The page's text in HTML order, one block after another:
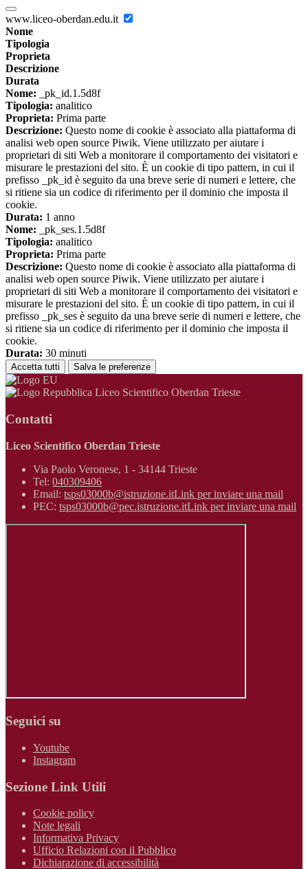
www.liceo-oberdan.edu.it
Nome
Tipologia
Proprieta
Descrizione
Durata
Nome: _pk_id.1.5d8f
Tipologia: analitico
Proprieta: Prima parte
Descrizione: Questo nome di cookie è associato alla piattaforma di
analisi web open source Piwik. Viene utilizzato per aiutare i
proprietari di siti Web a monitorare il comportamento dei visitatori e
misurare le prestazioni del sito. È un cookie di tipo pattern, in cui il
prefisso _pk_id è seguito da una breve serie di numeri e lettere, che
si ritiene sia un codice di riferimento per il dominio che imposta il
cookie.
Durata: 1 anno
Nome: _pk_ses.1.5d8f
Tipologia: analitico
Proprieta: Prima parte
Descrizione: Questo nome di cookie è associato alla piattaforma di
analisi web open source Piwik. Viene utilizzato per aiutare i
proprietari di siti Web a monitorare il comportamento dei visitatori e
misurare le prestazioni del sito. È un cookie di tipo pattern, in cui il
prefisso _pk_ses è seguito da una breve serie di numeri e lettere, che
si ritiene sia un codice di riferimento per il dominio che imposta il
cookie.
Durata: 30 minuti
Accetta tutti Salva le preferenze
Liceo Scientifico Oberdan Trieste
Contatti
Liceo Scientifico Oberdan Trieste
Via Paolo Veronese, 1 - 34144 Trieste
Tel: 040309406
Email: tsps03000b@istruzione.itLink per inviare una mail
PEC: tsps03000b@pec.istruzione.itLink per inviare una mail
Seguici su
Youtube
Instagram
Sezione Link Utili
Cookie policy
Note legali
Informativa Privacy
Ufficio Relazioni con il Pubblico
Dichiarazione di accessibilità